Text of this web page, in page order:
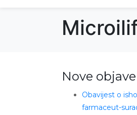
Nove objave
Obavijest o
farmaceut-